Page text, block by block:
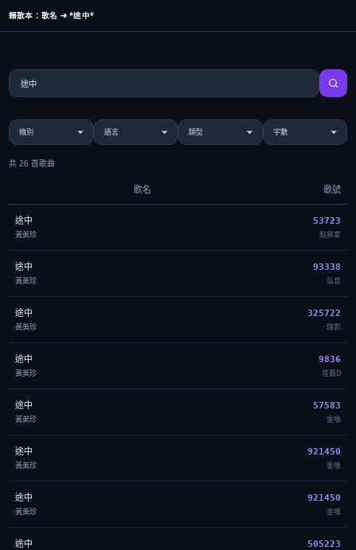
賴歌本：歌名 ➔ *途中*
共 26 首歌曲
歌名 歌號
途中
黃美珍
53723
點將家
途中
黃美珍
93338
弘音
途中
黃美珍
325722
瑞影
途中
黃美珍
9836
音霸D
途中
黃美珍
57583
金嗓
途中
黃美珍
921450
金嗓
途中
黃美珍
921450
金嗓
途中 505223